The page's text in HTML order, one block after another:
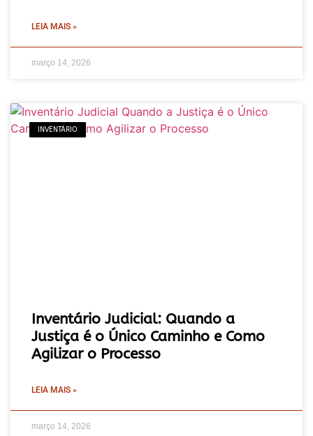
LEIA MAIS »
março 14, 2026
INVENTÁRIO
Inventário Judicial: Quando a
Justiça é o Único Caminho e Como
Agilizar o Processo
LEIA MAIS »
março 14, 2026